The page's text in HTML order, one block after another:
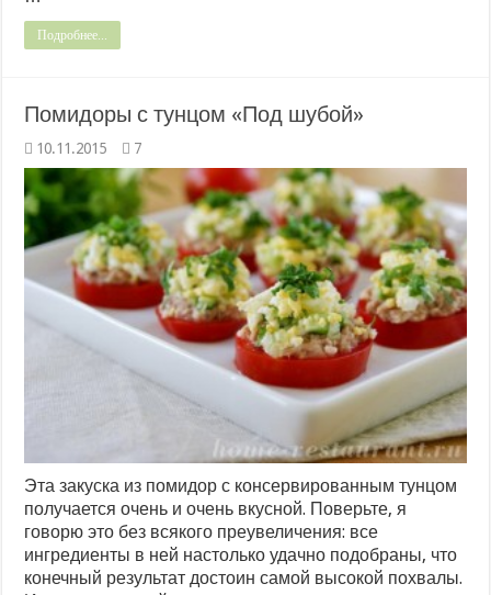
Подробнее...
Помидоры с тунцом «Под шубой»
10.11.2015 7
Эта закуска из помидор с консервированным тунцом
получается очень и очень вкусной. Поверьте, я
говорю это без всякого преувеличения: все
ингредиенты в ней настолько удачно подобраны, что
конечный результат достоин самой высокой похвалы.